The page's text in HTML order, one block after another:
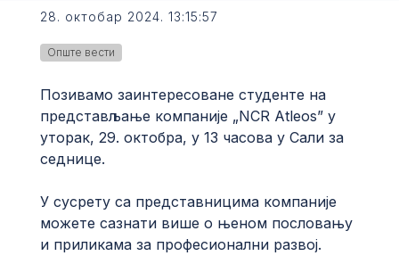
28. октобар 2024. 13:15:57
Опште вести
Позивамо заинтересоване студенте на
представљање компаније „NCR Atleos” y
уторак, 29. октобра, у 13 часова у Сали за
седнице.
У сусрету са представницима компаније
можете сазнати више о њеном пословању
и приликама за професионални развој.